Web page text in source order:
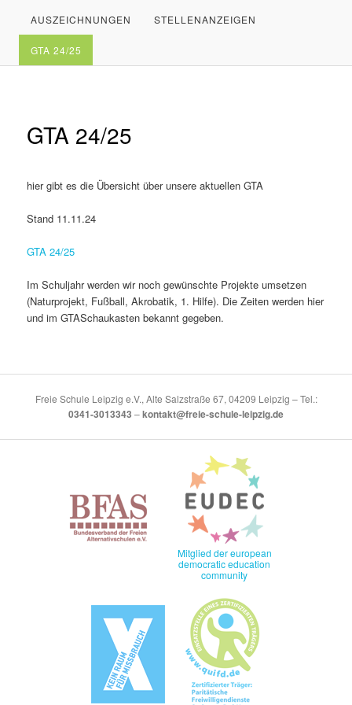
PRIMÄREN
INHALT
SEKUNDÄREN
INHALT
AUSZEICHNUNGEN STELLENANZEIGEN
GTA 24/25
GTA 24/25
hier gibt es die Übersicht über unsere aktuellen GTA
Stand 11.11.24
GTA 24/25
Im Schuljahr werden wir noch gewünschte Projekte umsetzen
(Naturprojekt, Fußball, Akrobatik, 1. Hilfe). Die Zeiten werden hier
und im GTASchaukasten bekannt gegeben.
Freie Schule Leipzig e.V., Alte Salzstraße 67, 04209 Leipzig – Tel.:
0341-3013343 –kontakt@freie-schule-leipzig.de
Mitglied der european
democratic education
community